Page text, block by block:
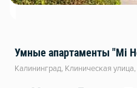
Умные апартаменты "Mi
Калининград, Клиническая улица,